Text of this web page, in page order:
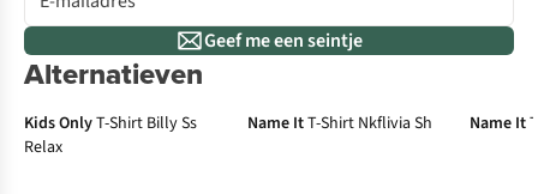
Geef me een seintje
Alternatieven
Kids OnlyT-Shirt Billy Ss
Relax
Name ItT-Shirt Nkflivia Sh Name It